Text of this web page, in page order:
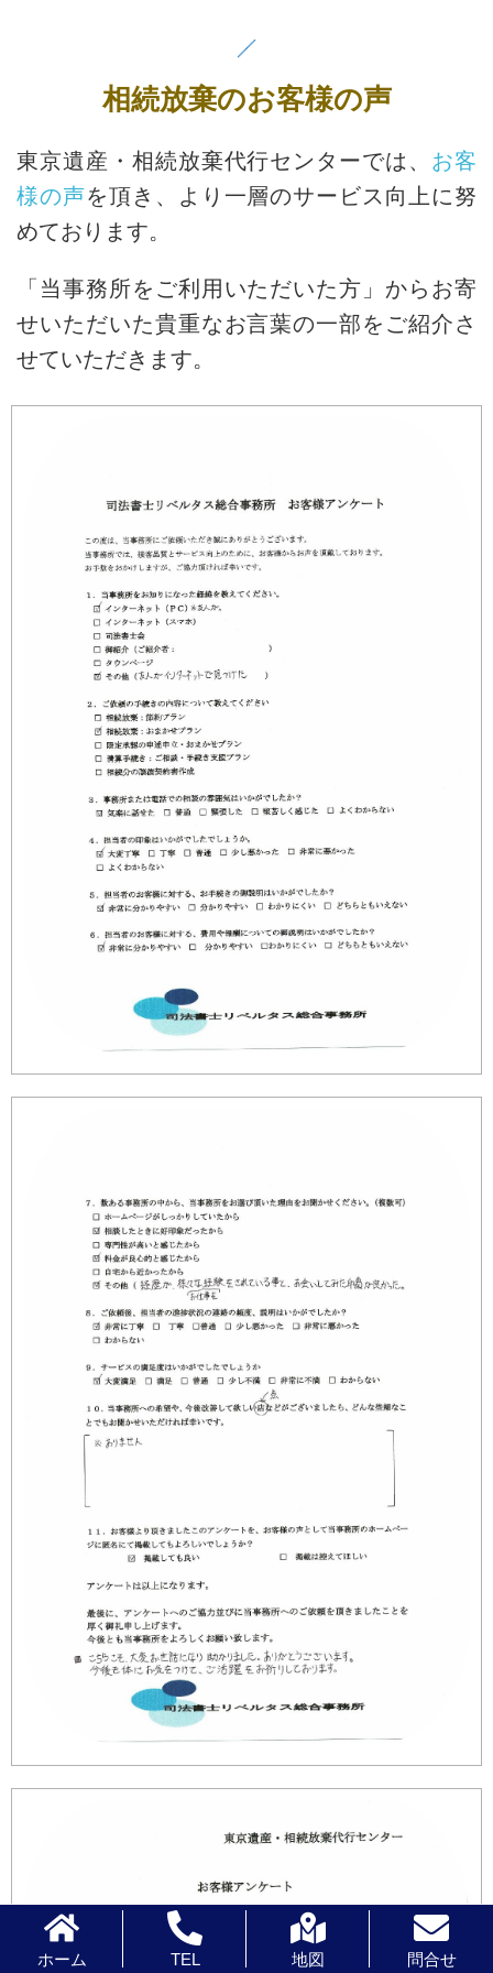
相続放棄のお客様の声
東京遺産・相続放棄代行センターでは、 お客
様の声を頂き、より一層のサービス向上に努
めております。
「当事務所をご利用いただいた方」からお寄
せいただいた貴重なお言葉の一部をご紹介さ
せていただきます。
ホーム TEL 地図 問合せ